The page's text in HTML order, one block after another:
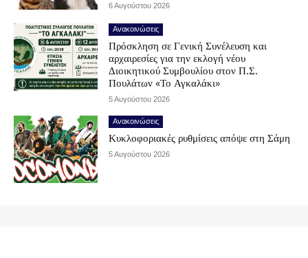
6 Αυγούστου 2026
Ανακοινώσεις
Πρόσκληση σε Γενική Συνέλευση και
αρχαιρεσίες για την εκλογή νέου
Διοικητικού Συμβουλίου στον Π.Σ.
Πουλάτων «Το Αγκαλάκι»
5 Αυγούστου 2026
Ανακοινώσεις
Κυκλοφοριακές ρυθμίσεις απόψε στη Σάμη
5 Αυγούστου 2026